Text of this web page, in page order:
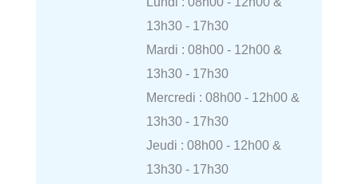
13h30 - 17h30
Mardi : 08h00 - 12h00 &
13h30 - 17h30
Mercredi : 08h00 - 12h00 &
13h30 - 17h30
Jeudi : 08h00 - 12h00 &
13h30 - 17h30